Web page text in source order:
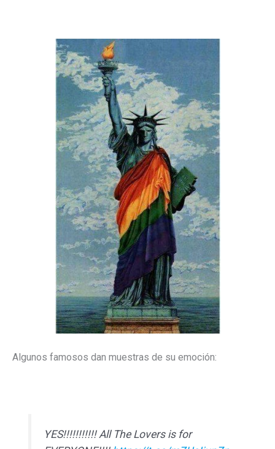
Algunos famosos dan muestras de su emoción:
YES!!!!!!!!!!! All The Lovers is for